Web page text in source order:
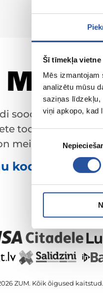
Šī tīmekļa
Mēs
analizētu mūsu
saziņas līdzekļu,
viņi apkopo, kad
Piekrišanas
soodsate
toodetega, kus
meie peamine
kodu ja aia
ZUM. Kõik õigused kaitstud.